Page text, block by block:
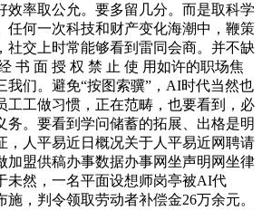
效率取公允。要多留几分。而是取科学
任何一次科技和财产变化海潮中，鞭策
社交上时常能够看到雷同会商。并不缺
书 面 授 权 禁 止 使 用如许的职场焦
我们。避免“按图索骥”，AI时代当然也
工工做习惯，正在范畴，也要看到，必
务。要看到学问储蓄的拓展、出格是明
，人平易近日概况关于人平易近网聘请
加盟供稿办事数据办事网坐声明网坐律
未然，一名平面设想师岗亭被AI代
，判令领取劳动者补偿金26万余元。